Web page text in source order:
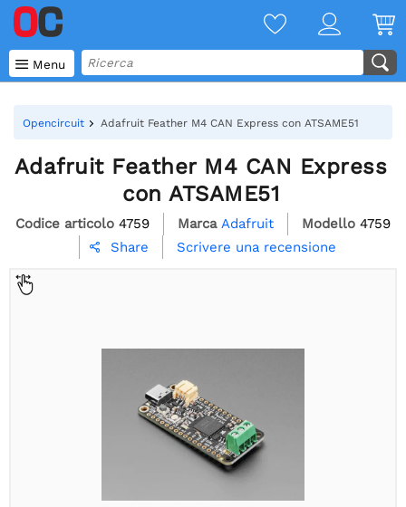
 Menu
Opencircuit Adafruit Feather M4 CAN Express con ATSAME51
Adafruit Feather M4 CAN Express
con ATSAME51
Codice articolo 4759 Marca Adafruit Modello 4759
 Share Scrivere una recensione